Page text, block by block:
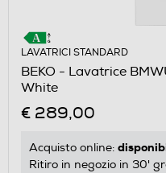
LAVATRICI STANDARD
BEKO - Lavatrice
White
€ 289,00
Acquisto online:
Ritiro in negozio in 30'